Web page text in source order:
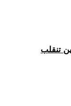
تنقلب